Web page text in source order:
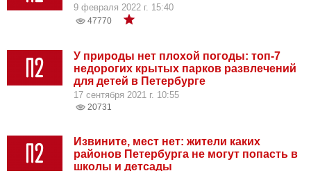
9 февраля 2022 г. 15:40
47770
У природы нет плохой погоды: топ-7
недорогих крытых парков развлечений
для детей в Петербурге
17 сентября 2021 г. 10:55
20731
Извините, мест нет: жители каких
районов Петербурга не могут попасть в
школы и детсады